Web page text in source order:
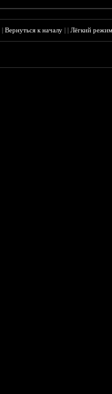
|Вернуться к началу ||Лёгкий